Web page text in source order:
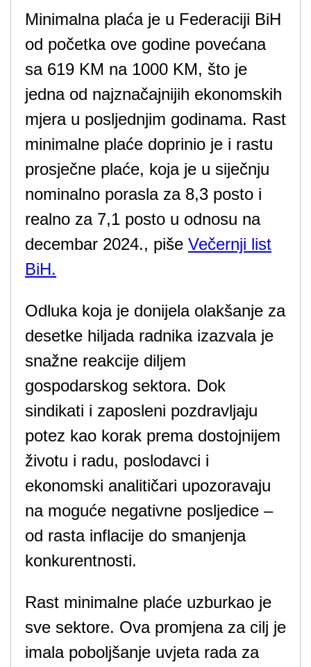
Minimalna plaća je u Federaciji BiH
od početka ove godine povećana
sa 619 KM na 1000 KM, što je
jedna od najznačajnijih ekonomskih
mjera u posljednjim godinama. Rast
minimalne plaće doprinio je i rastu
prosječne plaće, koja je u siječnju
nominalno porasla za 8,3 posto i
realno za 7,1 posto u odnosu na
decembar 2024., piše Večernji list
BiH.
Odluka koja je donijela olakšanje za
desetke hiljada radnika izazvala je
snažne reakcije diljem
gospodarskog sektora. Dok
sindikati i zaposleni pozdravljaju
potez kao korak prema dostojnijem
životu i radu, poslodavci i
ekonomski analitičari upozoravaju
na moguće negativne posljedice –
od rasta inflacije do smanjenja
konkurentnosti.
Rast minimalne plaće uzburkao je
sve sektore. Ova promjena za cilj je
imala poboljšanje uvjeta rada za